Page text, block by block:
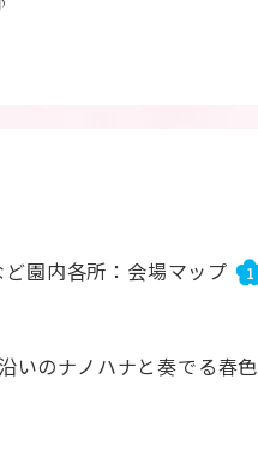
園内各所：会場マップ
1
いのナノハナと奏でる春色